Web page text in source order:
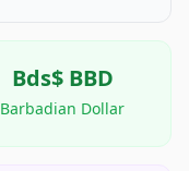
Bds$ BBD
Barbadian Dollar